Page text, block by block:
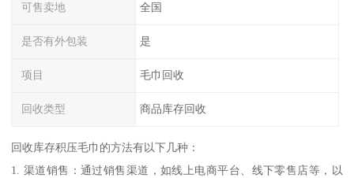
可售卖地 全国
是否有外包装 是
项目 毛巾回收
回收类型 商品库存回收
回收库存积压毛巾的方法有以下几种：
1. 渠道销售：通过销售渠道，如线上电商平台、线下零售店等，以